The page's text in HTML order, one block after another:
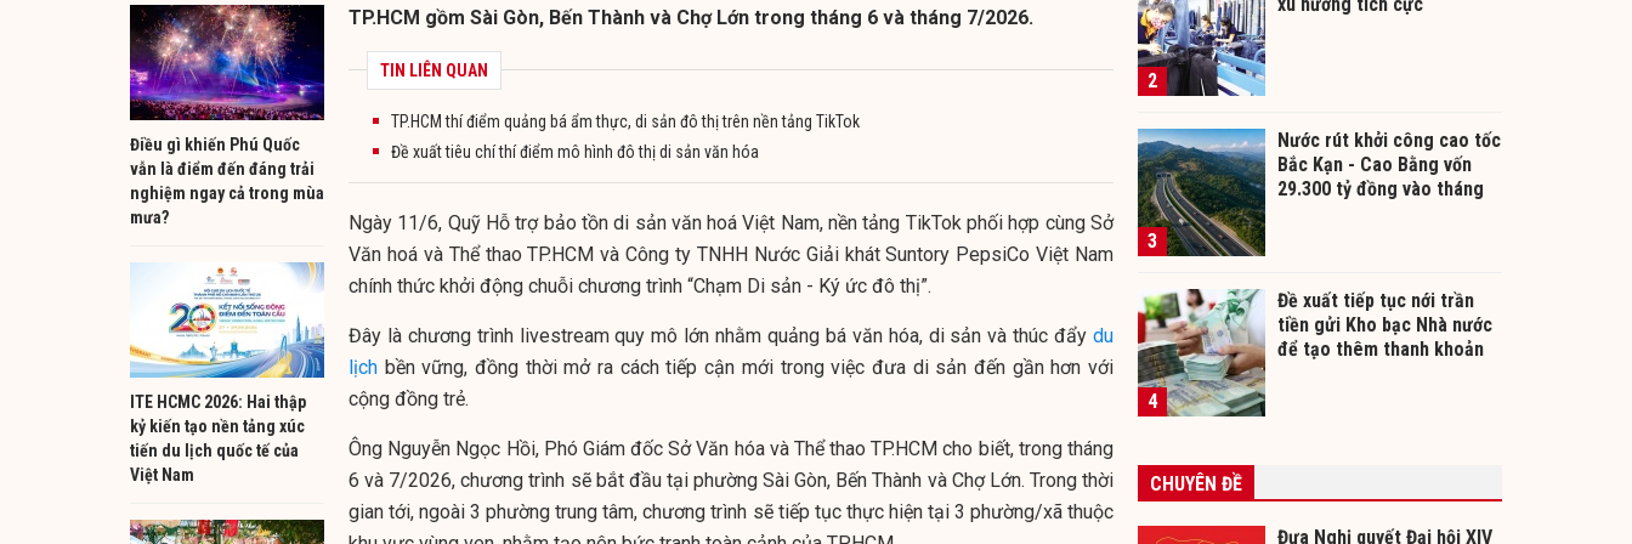
Điều gì khiến Phú Quốc
vẫn là điểm đến đáng trải
nghiệm ngay cả trong mùa
mưa?
ITE HCMC 2026: Hai thập
kỷ kiến tạo nền tảng xúc
tiến du lịch quốc tế của
Việt Nam
TP.HCM gồm Sài Gòn, Bến Thành và Chợ Lớn trong tháng 6 và tháng 7/2026.
TIN LIÊN QUAN
TP.HCM thí điểm quảng bá ẩm thực, di sản đô thị trên nền tảng TikTok
Đề xuất tiêu chí thí điểm mô hình đô thị di sản văn hóa
Ngày 11/6, Quỹ Hỗ trợ bảo tồn di sản văn hoá Việt Nam, nền tảng TikTok phối hợp cùng Sở
Văn hoá và Thể thao TP.HCM và Công ty TNHH Nước Giải khát Suntory PepsiCo Việt Nam
chính thức khởi động chuỗi chương trình “Chạm Di sản - Ký ức đô thị”.
Đây là chương trình livestream quy mô lớn nhằm quảng bá văn hóa, di sản và thúc đẩy du
lịch bền vững, đồng thời mở ra cách tiếp cận mới trong việc đưa di sản đến gần hơn với
cộng đồng trẻ.
Ông Nguyễn Ngọc Hồi, Phó Giám đốc Sở Văn hóa và Thể thao TP.HCM cho biết, trong tháng
6 và 7/2026, chương trình sẽ bắt đầu tại phường Sài Gòn, Bến Thành và Chợ Lớn. Trong thời
gian tới, ngoài 3 phường trung tâm, chương trình sẽ tiếp tục thực hiện tại 3 phường/xã thuộc
2
3
Nước rút khởi công cao tốc
Bắc Kạn - Cao Bằng vốn
29.300 tỷ đồng vào tháng
4
Đề xuất tiếp tục nới trần
tiền gửi Kho bạc Nhà nước
để tạo thêm thanh khoản
CHUYÊN ĐỀ
Đưa Nghị quyết Đại hội XIV